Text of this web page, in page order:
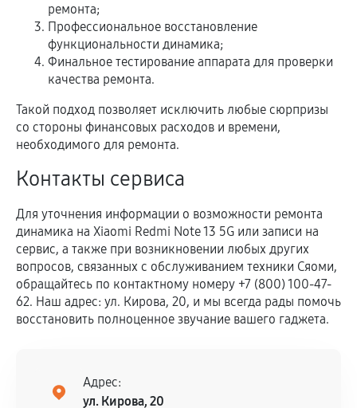
ремонта;
Профессиональное восстановление
функциональности динамика;
Финальное тестирование аппарата для проверки
качества ремонта.
Такой подход позволяет исключить любые сюрпризы
со стороны финансовых расходов и времени,
необходимого для ремонта.
Контакты сервиса
Для уточнения информации о возможности ремонта
динамика на Xiaomi Redmi Note 13 5G или записи на
сервис, а также при возникновении любых других
вопросов, связанных с обслуживанием техники Сяоми,
обращайтесь по контактному номеру +7 (800) 100-47-
62. Наш адрес: ул. Кирова, 20, и мы всегда рады помочь
восстановить полноценное звучание вашего гаджета.
Адрес:
ул. Кирова, 20